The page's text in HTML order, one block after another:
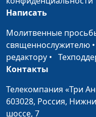
Существует ли
человеком
Что это значит?
Написать
Молитвенные
священнослужителю •
редактору •
Контакты
Телекомпания «Три
603028, Россия,
шоссе, 7